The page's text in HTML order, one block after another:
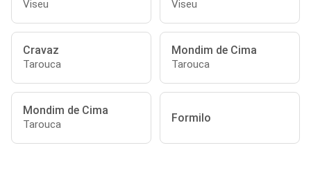
Viseu Viseu
Cravaz
Tarouca
Mondim de Cima
Tarouca
Mondim de Cima
Tarouca Formilo